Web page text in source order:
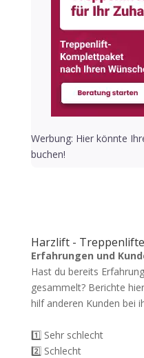
Werbung: Hier könnte
buchen!
Harzlift - Treppenlifte
Erfahrungen und
Hast du bereits
gesammelt? Berichte
hilf anderen Kunden bei
1️⃣ Sehr schlecht
2️⃣ Schlecht